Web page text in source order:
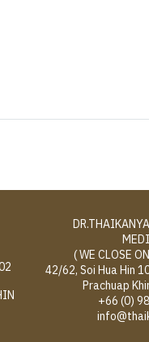
( WE CLOSE
42/62, Soi Hua Hin
Prachuap
+66 (0)